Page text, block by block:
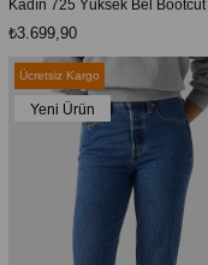
₺3.699,90
Ücretsiz Kargo
Yeni Ürün